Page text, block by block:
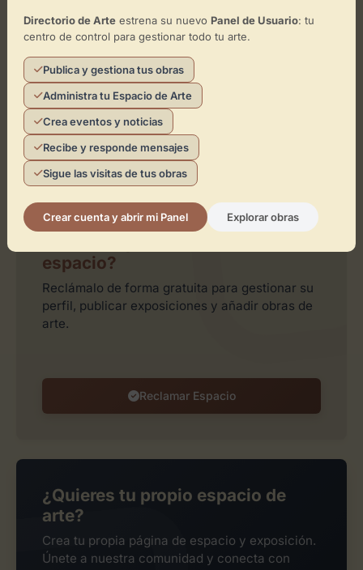
Activar Mapa
espacio?
Reclámalo de forma gratuita para gestionar su
perfil, publicar exposiciones y añadir obras de
arte.
Reclamar Espacio
¿Quieres tu propio espacio de
arte?
Crea tu propia página de espacio y exposición.
Únete a nuestra comunidad y conecta con
Directorio de Arteestrena su nuevo Panel de Usuario: tu
centro de control para gestionar todo tu arte.
Publica y gestiona tus obras
Administra tu Espacio de Arte
Crea eventos y noticias
Recibe y responde mensajes
Sigue las visitas de tus obras
Crear cuenta y abrir mi Panel Explorar obras